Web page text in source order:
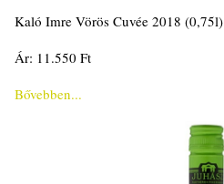
Kaló Imre Vörös Cuvée 2018 (0,75l)
Ár: 11.550 Ft
Bővebben...